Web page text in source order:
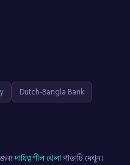
Dutch-Bangla Bank
জন্যদায়িত্বশীল খেলাপাতাটি দেখুন।